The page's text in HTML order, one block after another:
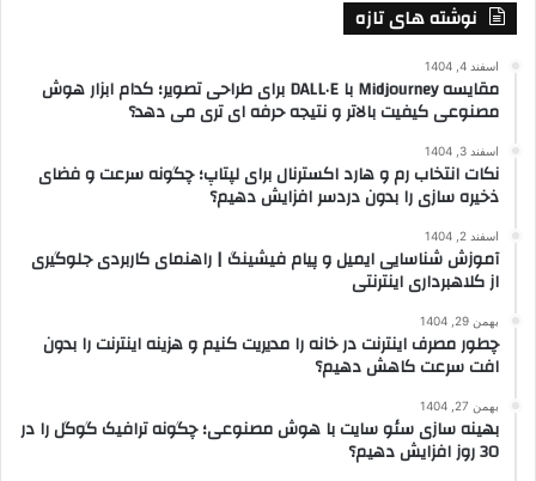
نوشته های تازه
اسفند 4, 1404
مقایسه Midjourney با DALL·E برای طراحی تصویر؛ کدام ابزار هوش
مصنوعی کیفیت بالاتر و نتیجه حرفه ای تری می دهد؟
اسفند 3, 1404
نکات انتخاب رم و هارد اکسترنال برای لپتاپ؛ چگونه سرعت و فضای
ذخیره سازی را بدون دردسر افزایش دهیم؟
اسفند 2, 1404
آموزش شناسایی ایمیل و پیام فیشینگ | راهنمای کاربردی جلوگیری
از کلاهبرداری اینترنتی
بهمن 29, 1404
چطور مصرف اینترنت در خانه را مدیریت کنیم و هزینه اینترنت را بدون
افت سرعت کاهش دهیم؟
بهمن 27, 1404
بهینه سازی سئو سایت با هوش مصنوعی؛ چگونه ترافیک گوگل را در
30 روز افزایش دهیم؟